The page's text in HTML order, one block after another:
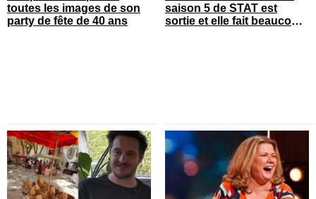
toutes les images de son
party de fête de 40 ans
saison 5 de STAT est
sortie et elle fait beaucoup